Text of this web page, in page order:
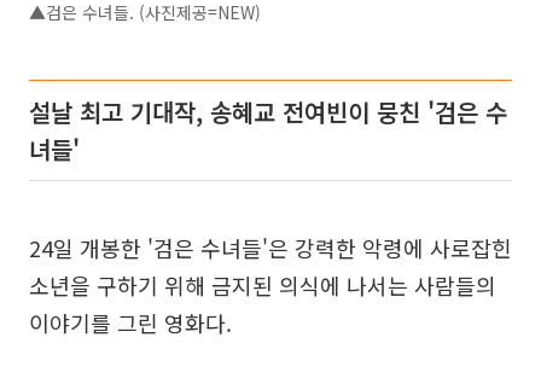
▲검은 수녀들. (사진제공=NEW)
설날 최고 기대작, 송혜교 전여빈이 뭉친 '검은 수
녀들'
24일 개봉한 '검은 수녀들'은 강력한 악령에 사로잡힌
소년을 구하기 위해 금지된 의식에 나서는 사람들의
이야기를 그린 영화다.